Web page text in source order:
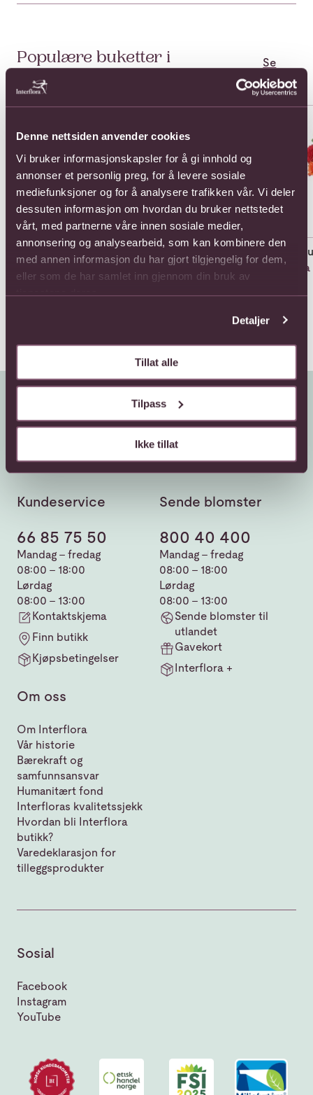
Denne nettsiden anvender cookies
Vi bruker informasjonskapsler for å gi innhold og
annonser et personlig preg, for å levere sosiale
mediefunksjoner og for å analysere trafikken vår. Vi deler
dessuten informasjon om hvordan du bruker nettstedet
vårt, med partnerne våre innen sosiale medier,
annonsering og analysearbeid, som kan kombinere den
med annen informasjon du har gjort tilgjengelig for dem,
eller som de har samlet inn gjennom din bruk av
tjenestene deres.
Detaljer
Tillat alle
Tilpass
Ikke tillat
Populære buketter i
Kasakhstan
Se
Se mer om 11 Roses Long Stem
11 Roses Long Stem
858,-
Se mer om 11 Roses Medium
11 Roses Medium Stem
803,-
Se
Kundeservice
66 85 75 50
Mandag - fredag
08:00 - 18:00
Lørdag
08:00 - 13:00
Kontaktskjema
Finn butikk
Kjøpsbetingelser
Sende blomster
800 40 400
Mandag - fredag
08:00 - 18:00
Lørdag
08:00 - 13:00
Sende blomster til
utlandet
Gavekort
Interflora +
Om oss
Om Interflora
Vår historie
Bærekraft og
samfunnsansvar
Humanitært fond
Interfloras kvalitetssjekk
Hvordan bli Interflora
butikk?
Varedeklarasjon for
tilleggsprodukter
Sosial
Facebook
Instagram
YouTube